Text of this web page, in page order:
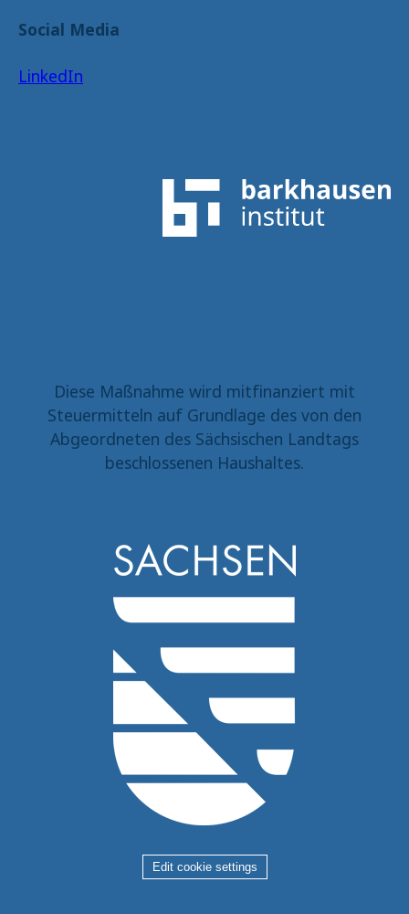
Social Media
LinkedIn
Diese Maßnahme wird mitfinanziert mit
Steuermitteln auf Grundlage des von den
Abgeordneten des Sächsischen Landtags
beschlossenen Haushaltes.
Edit cookie settings